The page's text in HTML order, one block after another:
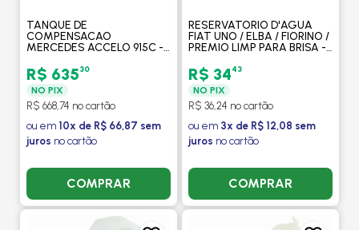
TANQUE DE
COMPENSACAO
MERCEDES ACCELO 915C -
R$ 63530
NO PIX
R$ 668,74 no cartão
ou em 10x de R$ 66,87 sem
juros no cartão
COMPRAR
RESERVATORIO D'AGUA
FIAT UNO / ELBA / FIORINO /
PREMIO LIMP PARA BRISA -
R$ 3443
NO PIX
R$ 36,24 no cartão
ou em 3x de R$ 12,08 sem
juros no cartão
COMPRAR